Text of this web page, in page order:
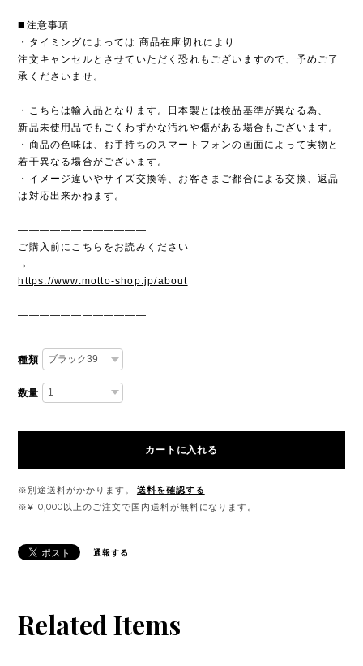
◼️注意事項
・タイミングによっては 商品在庫切れにより
注文キャンセルとさせていただく恐れもございますので、予めご了
承くださいませ。
・こちらは輸入品となります。日本製とは検品基準が異なる為、
新品未使用品でもごくわずかな汚れや傷がある場合もございます。
・商品の色味は、お手持ちのスマートフォンの画面によって実物と
若干異なる場合がございます。
・イメージ違いやサイズ交換等、お客さまご都合による交換、返品
は対応出来かねます。
————————————
ご購入前にこちらをお読みください
→
https://www.motto-shop.jp/about
————————————
種類
数量
カートに入れる
※別途送料がかかります。
送料を確認する
※¥10,000以上のご注文で国内送料が無料になります。
通報する
Related Items